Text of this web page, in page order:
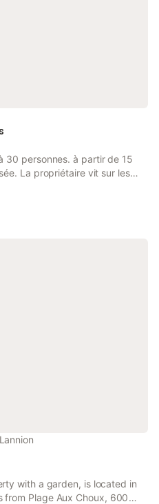
30 personnes. à partir de 15
La propriétaire vit sur les
des fêtes entre amis,
ou juste pour
with a garden, is located in
from Plage Aux Choux, 600